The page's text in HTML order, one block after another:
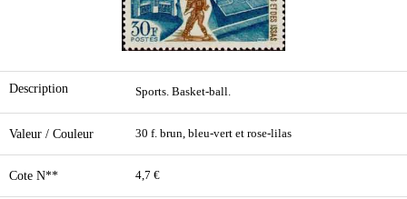
Description Sports. Basket-ball.
Valeur / Couleur 30 f. brun, bleu-vert et rose-lilas
Cote N** 4,7 €